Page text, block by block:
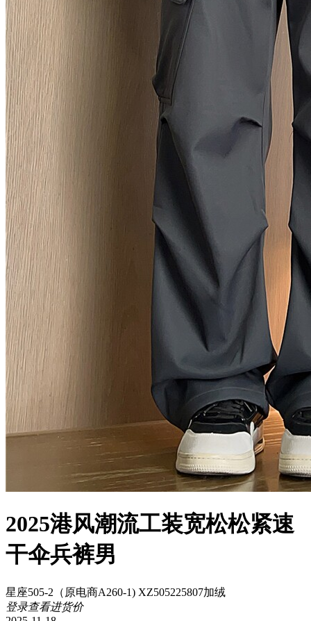
2025港风潮流工装宽松松紧速
干伞兵裤男
星座505-2（原电商A260-1) XZ505225807加绒
登录查看进货价